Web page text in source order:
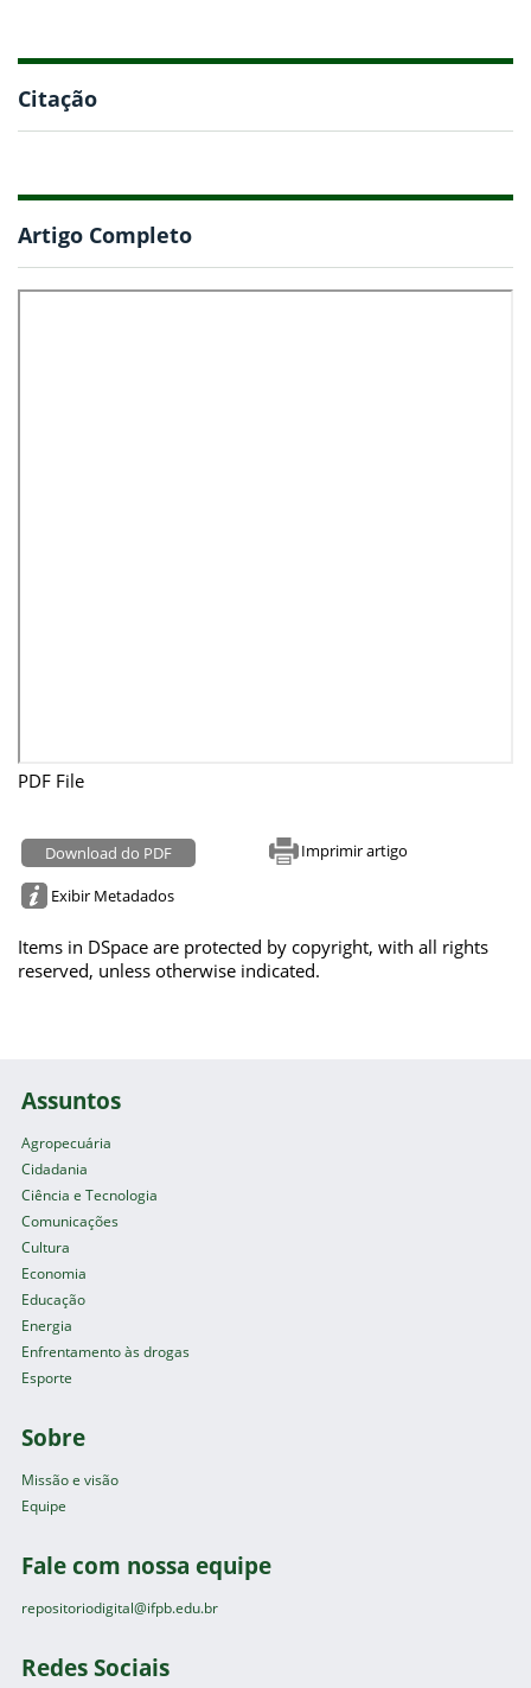
Citação
Artigo Completo
PDF File
Download do PDF Imprimir artigo
Exibir Metadados
Items in DSpace are protected by copyright, with all rights
reserved, unless otherwise indicated.
Assuntos
Agropecuária
Cidadania
Ciência e Tecnologia
Comunicações
Cultura
Economia
Educação
Energia
Enfrentamento às drogas
Esporte
Sobre
Missão e visão
Equipe
Fale com nossa equipe
repositoriodigital@ifpb.edu.br
Redes Sociais